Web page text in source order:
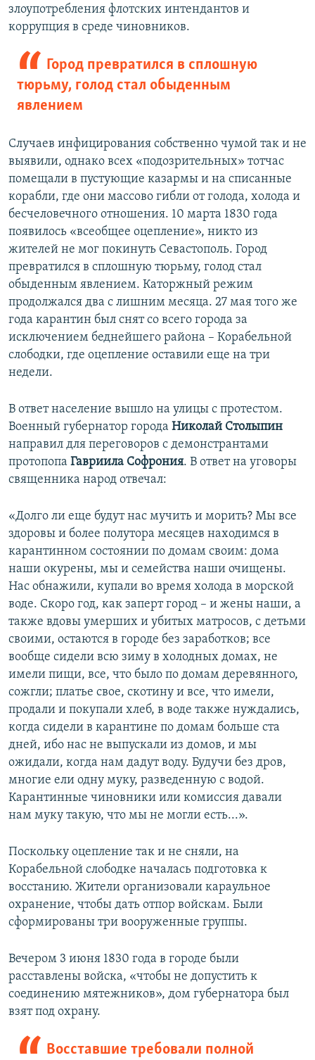
злоупотребления флотских интендантов и
коррупция в среде чиновников.
Город превратился в сплошную
тюрьму, голод стал обыденным
явлением
Случаев инфицирования собственно чумой так и не
выявили, однако всех «подозрительных» тотчас
помещали в пустующие казармы и на списанные
корабли, где они массово гибли от голода, холода и
бесчеловечного отношения. 10 марта 1830 года
появилось «всеобщее оцепление», никто из
жителей не мог покинуть Севастополь. Город
превратился в сплошную тюрьму, голод стал
обыденным явлением. Каторжный режим
продолжался два с лишним месяца. 27 мая того же
года карантин был снят со всего города за
исключением беднейшего района – Корабельной
слободки, где оцепление оставили еще на три
недели.
В ответ население вышло на улицы с протестом.
Военный губернатор города Николай Столыпин
направил для переговоров с демонстрантами
протопопа Гавриила Софрония. В ответ на уговоры
священника народ отвечал:
«Долго ли еще будут нас мучить и морить? Мы все
здоровы и более полутора месяцев находимся в
карантинном состоянии по домам своим: дома
наши окурены, мы и семейства наши очищены.
Нас обнажили, купали во время холода в морской
воде. Скоро год, как заперт город – и жены наши, а
также вдовы умерших и убитых матросов, с детьми
своими, остаются в городе без заработков; все
вообще сидели всю зиму в холодных домах, не
имели пищи, все, что было по домам деревянного,
сожгли; платье свое, скотину и все, что имели,
продали и покупали хлеб, в воде также нуждались,
когда сидели в карантине по домам больше ста
дней, ибо нас не выпускали из домов, и мы
ожидали, когда нам дадут воду. Будучи без дров,
многие ели одну муку, разведенную с водой.
Карантинные чиновники или комиссия давали
нам муку такую, что мы не могли есть...».
Поскольку оцепление так и не сняли, на
Корабельной слободке началась подготовка к
восстанию. Жители организовали караульное
охранение, чтобы дать отпор войскам. Были
сформированы три вооруженные группы.
Вечером 3 июня 1830 года в городе были
расставлены войска, «чтобы не допустить к
соединению мятежников», дом губернатора был
взят под охрану.
Восставшие требовали полной